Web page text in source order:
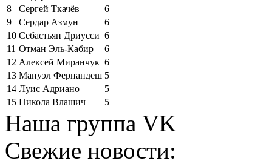
8
Сергей Ткачёв
6
9
Сердар Азмун
6
10 Себастьян Дриусси 6
11 Отман Эль-Кабир
6
12 Алексей Миранчук 6
13 Мануэл Фернандеш 5
14 Луис Адриано
5
15 Никола Влашич 5
Наша группа VK
Свежие новости: